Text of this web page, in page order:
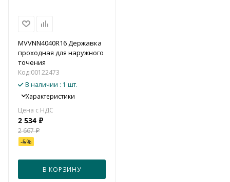
MVVNN4040R16 Державка
проходная для наружного
точения
Код:00122473
В наличии : 1 шт.
Характеристики
2 534 ₽
2 667₽
-5%
В КОРЗИНУ